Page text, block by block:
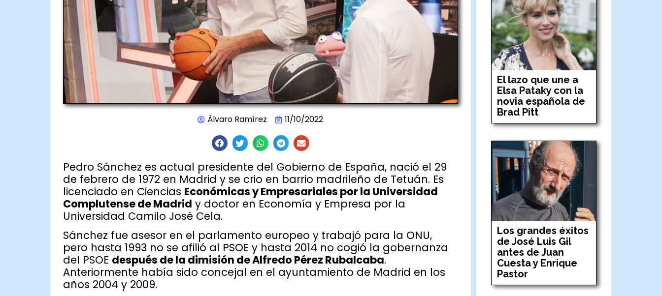
Álvaro Ramírez 11/10/2022
Pedro Sánchez es actual presidente del Gobierno de España, nació el 29
de febrero de 1972 en Madrid y se crio en barrio madrileño de Tetuán. Es
licenciado en Ciencias Económicas y Empresariales por la Universidad
Complutense de Madrid y doctor en Economía y Empresa por la
Universidad Camilo José Cela.
Sánchez fue asesor en el parlamento europeo y trabajó para la ONU,
pero hasta 1993 no se afilió al PSOE y hasta 2014 no cogió la gobernanza
del PSOE después de la dimisión de Alfredo Pérez Rubalcaba.
Anteriormente había sido concejal en el ayuntamiento de Madrid en los
años 2004 y 2009.
El lazo que une a
Elsa Pataky con la
novia española de
Brad Pitt
Los grandes éxitos
de José Luis Gil
antes de Juan
Cuesta y Enrique
Pastor